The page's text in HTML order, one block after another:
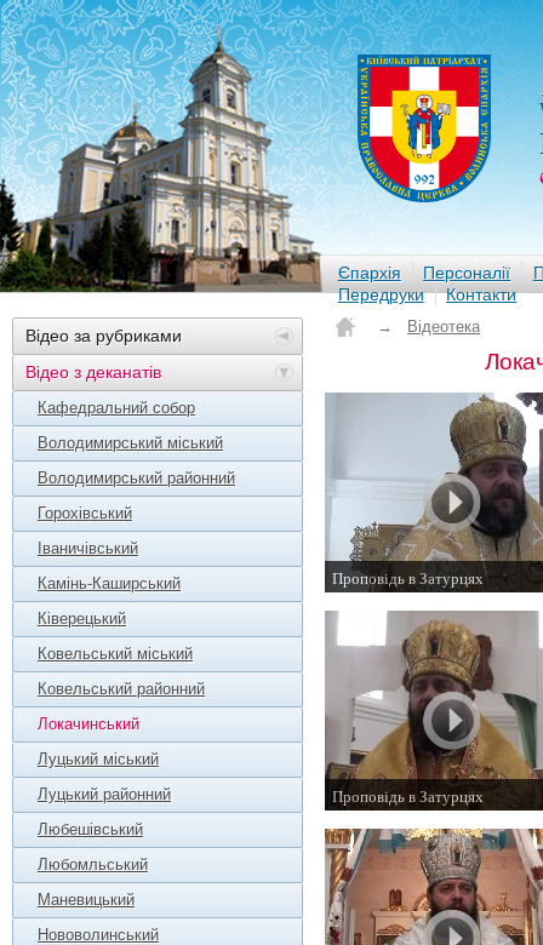
Єпархія Персоналії
Передруки
Контакти
Відео за рубриками
Відео з деканатів
Кафедральний собор
Володимирський міський
Володимирський районний
Горохівський
Іваничівський
Камінь-Каширський
Ківерецький
Ковельський міський
Ковельський районний
Локачинський
Луцький міський
Луцький районний
Любешівський
Любомльський
Маневицький
Нововолинський
→ Відеотека
Проповідь в Затурцях
Проповідь в Затурцях